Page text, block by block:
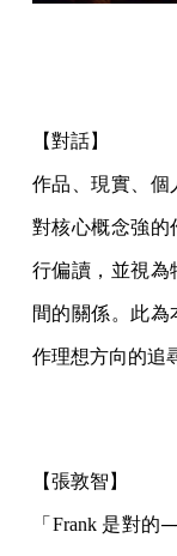
【對話】
作品、現實、個
對核心概念強的
行偏讀，並視為
間的關係。此為
作理想方向的追
【張敦智】
「Frank 是對